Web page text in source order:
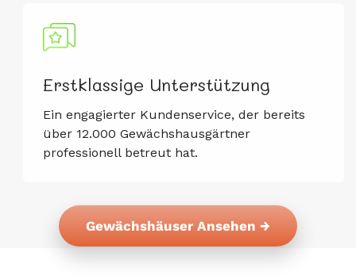
Erstklassige Unterstützung
Ein engagierter Kundenservice, der bereits
über 12.000 Gewächshausgärtner
professionell betreut hat.
Gewächshäuser Ansehen →